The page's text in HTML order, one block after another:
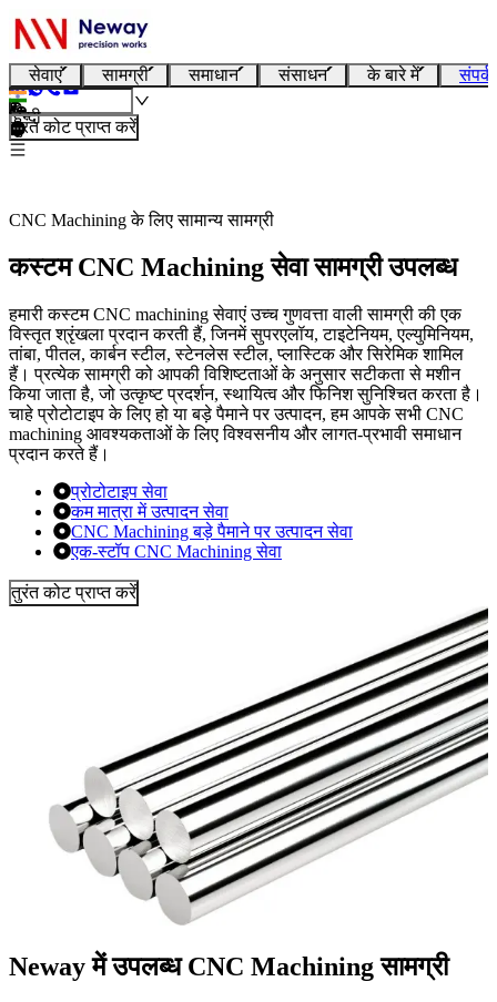
सेवाएं सामग्री समाधान संसाधन के बारे में
हिन्दी
तुरंत कोट प्राप्त करें
CNC Machining के लिए सामान्य सामग्री
कस्टम CNC Machining सेवा सामग्री उपलब्ध
हमारी कस्टम CNC machining सेवाएं उच्च गुणवत्ता वाली सामग्री की एक
विस्तृत श्रृंखला प्रदान करती हैं, जिनमें सुपरएलॉय, टाइटेनियम, एल्युमिनियम,
तांबा, पीतल, कार्बन स्टील, स्टेनलेस स्टील, प्लास्टिक और सिरेमिक शामिल
हैं। प्रत्येक सामग्री को आपकी विशिष्टताओं के अनुसार सटीकता से मशीन
किया जाता है, जो उत्कृष्ट प्रदर्शन, स्थायित्व और फिनिश सुनिश्चित करता है।
चाहे प्रोटोटाइप के लिए हो या बड़े पैमाने पर उत्पादन, हम आपके सभी CNC
machining आवश्यकताओं के लिए विश्वसनीय और लागत-प्रभावी समाधान
प्रदान करते हैं।
प्रोटोटाइप सेवा
कम मात्रा में उत्पादन सेवा
CNC Machining बड़े पैमाने पर उत्पादन सेवा
एक-स्टॉप CNC Machining सेवा
तुरंत कोट प्राप्त करें
Neway में उपलब्ध CNC Machining सामग्री